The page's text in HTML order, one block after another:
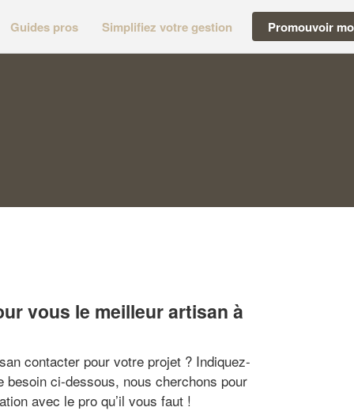
Guides pros Simplifiez votre gestion Promouvoir
vous le meilleur artisan à
contacter pour votre projet ? Indiquez-
besoin ci-dessous, nous cherchons pour
avec le pro qu’il vous faut !